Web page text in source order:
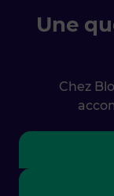
Une
Chez